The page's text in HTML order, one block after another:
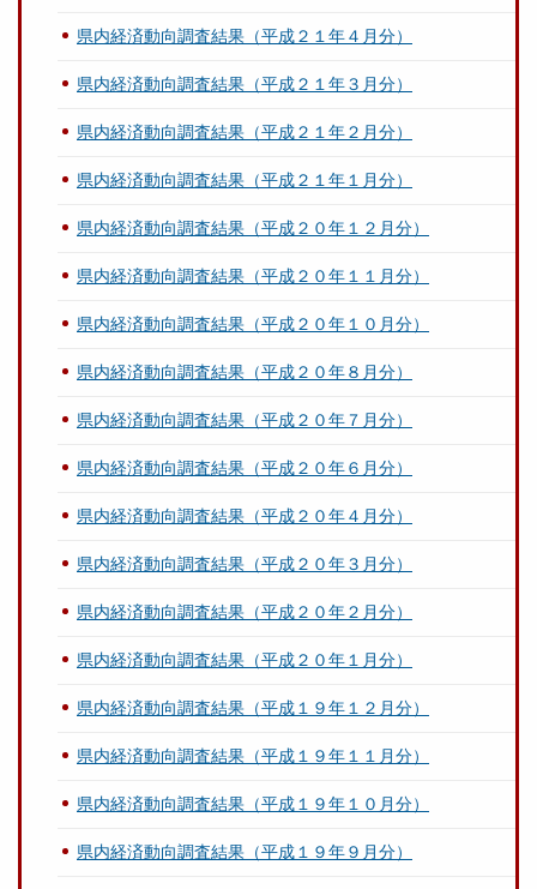
県内経済動向調査結果（平成２１年４月分）
県内経済動向調査結果（平成２１年３月分）
県内経済動向調査結果（平成２１年２月分）
県内経済動向調査結果（平成２１年１月分）
県内経済動向調査結果（平成２０年１２月分）
県内経済動向調査結果（平成２０年１１月分）
県内経済動向調査結果（平成２０年１０月分）
県内経済動向調査結果（平成２０年８月分）
県内経済動向調査結果（平成２０年７月分）
県内経済動向調査結果（平成２０年６月分）
県内経済動向調査結果（平成２０年４月分）
県内経済動向調査結果（平成２０年３月分）
県内経済動向調査結果（平成２０年２月分）
県内経済動向調査結果（平成２０年１月分）
県内経済動向調査結果（平成１９年１２月分）
県内経済動向調査結果（平成１９年１１月分）
県内経済動向調査結果（平成１９年１０月分）
県内経済動向調査結果（平成１９年９月分）